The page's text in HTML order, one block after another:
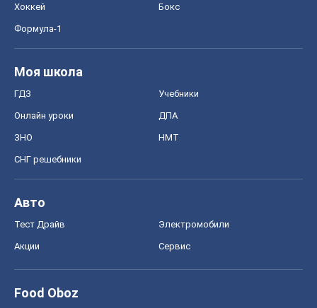
Хоккей Бокс
Формула-1
Моя школа
ГДЗ Учебники
Онлайн уроки ДПА
ЗНО НМТ
СНГ решебники
Авто
Тест Драйв Электромобили
Акции Сервис
Food Oboz